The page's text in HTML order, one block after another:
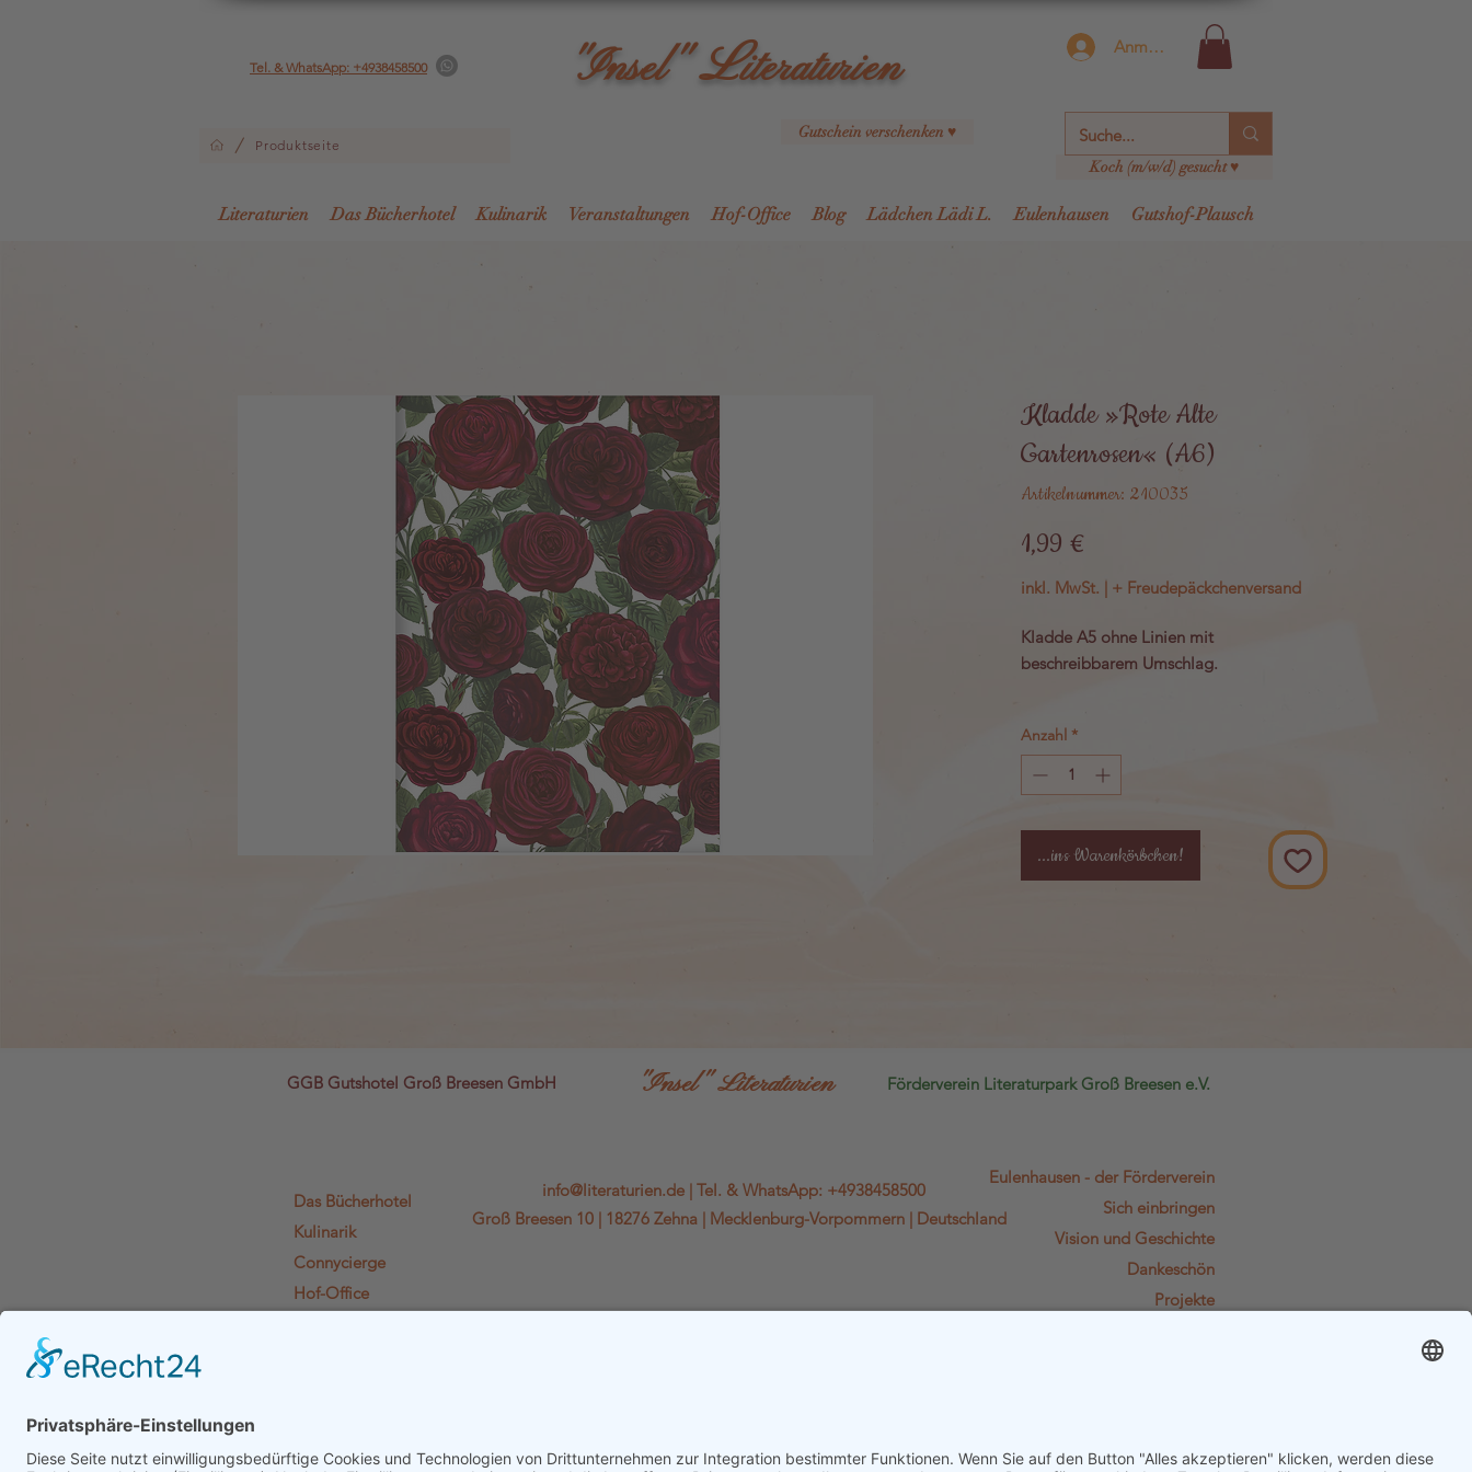
Tel. & WhatsApp: +4938458500 "Insel"Literaturien
/ Produktseite
Gutschein verschenken ♥
Anmelden
Koch (m/w/d) gesucht ♥
Literaturien Das Bücherhotel Kulinarik Veranstaltungen Hof-Office Blog Lädchen Lädi L. Eulenhausen Gutshof-Plausch
Kladde »Rote Alte
Gartenrosen« (A6)
Artikelnummer: 210035
1,99 €
inkl. MwSt. | + Freudepäckchenversand
Kladde A5 ohne Linien mit
beschreibbarem Umschlag.
Die Kladde hat 80 Seiten.
Hergestellt in Deutschland
Anzahl *
...ins Warenkörbchen!
GGB Gutshotel Groß Breesen GmbH "Insel" Literaturien Förderverein Literaturpark Groß Breesen e.V.
Das Bücherhotel
Kulinarik
Connycierge
Hof-Office
Groß Breesen 10 | 18276 Zehna | Mecklenburg-Vorpommern | Deutschland
info@literaturien.de | Tel. & WhatsApp: +4938458500
Eulenhausen - der Förderverein
Sich einbringen
Vision und Geschichte
Dankeschön
Projekte
DE41 1305 0000 0201 1215 49